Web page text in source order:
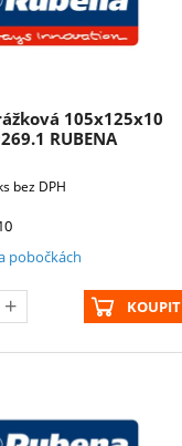
105x125x10
RUBENA
bez DPH
pobočkách
KOUPIT